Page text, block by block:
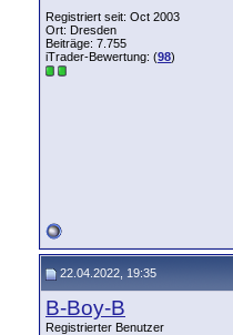
Registriert seit: Oct 2003
Ort: Dresden
Beiträge: 7.755
iTrader-Bewertung: (98)
22.04.2022, 19:35
B-Boy-B
Registrierter Benutzer